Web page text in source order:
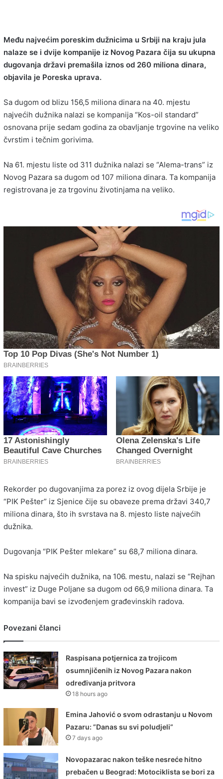
Među najvećim poreskim dužnicima u Srbiji na kraju jula
nalaze se i dvije kompanije iz Novog Pazara čija su ukupna
dugovanja državi premašila iznos od 260 miliona dinara,
objavila je Poreska uprava.
Sa dugom od blizu 156,5 miliona dinara na 40. mjestu
najvećih dužnika nalazi se kompanija “Kos-oil standard”
osnovana prije sedam godina za obavljanje trgovine na veliko
čvrstim i tečnim gorivima.
Na 61. mjestu liste od 311 dužnika nalazi se “Alema-trans” iz
Novog Pazara sa dugom od 107 miliona dinara. Ta kompanija
registrovana je za trgovinu životinjama na veliko.
Rekorder po dugovanjima za porez iz ovog dijela Srbije je
“PIK Pešter” iz Sjenice čije su obaveze prema državi 340,7
miliona dinara, što ih svrstava na 8. mjesto liste najvećih
dužnika.
Dugovanja “PIK Pešter mlekare” su 68,7 miliona dinara.
Na spisku najvećih dužnika, na 106. mestu, nalazi se “Rejhan
invest” iz Duge Poljane sa dugom od 66,9 miliona dinara. Ta
kompanija bavi se izvođenjem građevinskih radova.
Povezani članci
Raspisana potjernica za trojicom
osumnjičenih iz Novog Pazara nakon
određivanja pritvora
18 hours ago
Emina Jahović o svom odrastanju u Novom
Pazaru: ”Danas su svi poludjeli”
7 days ago
Novopazarac nakon teške nesreće hitno
prebačen u Beograd: Motociklista se bori za